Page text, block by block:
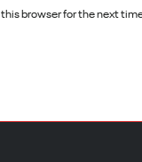
browser for the next